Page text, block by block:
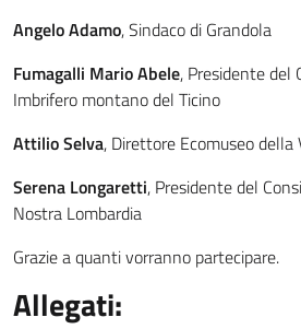
Angelo Adamo, Sindaco di Grandola
Fumagalli Mario Abele, Presidente del
Imbrifero montano del Ticino
Attilio Selva, Direttore Ecomuseo della
Serena Longaretti, Presidente del
Nostra Lombardia
Grazie a quanti vorranno partecipare.
Allegati: